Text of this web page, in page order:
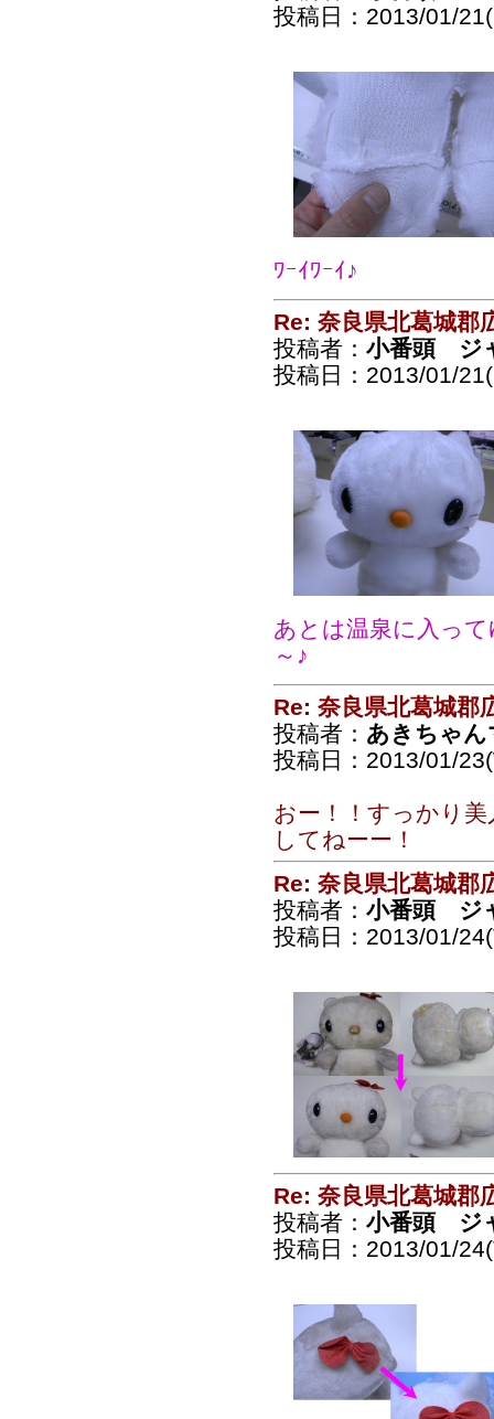
投稿日：2013/01/
ﾜｰｲﾜｰｲ♪
Re: 奈良県北葛城郡
投稿者： 小番頭 ジ
投稿日：2013/01/
あとは温泉に入っ
～♪
Re: 奈良県北葛城郡
投稿者： あきちゃん
投稿日：2013/01/
おー！！すっかり
してねーー！
Re: 奈良県北葛城郡
投稿者： 小番頭 ジ
投稿日：2013/01/
Re: 奈良県北葛城郡
投稿者： 小番頭 ジ
投稿日：2013/01/